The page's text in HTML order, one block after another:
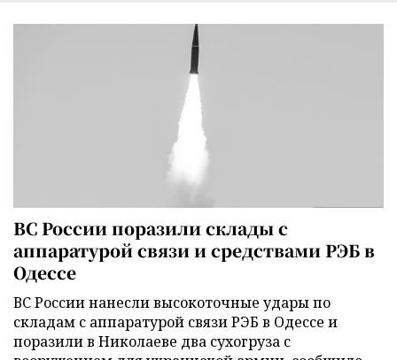
ВС России поразили склады с
аппаратурой связи и средствами РЭБ в
Одессе
ВС России нанесли высокоточные удары по
складам с аппаратурой связи РЭБ в Одессе и
поразили в Николаеве два сухогруза с